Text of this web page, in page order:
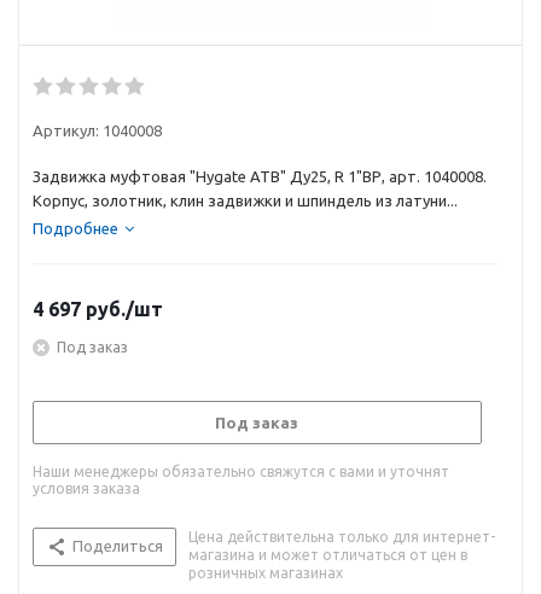
Артикул: 1040008
Задвижка муфтовая "Hygate ATB" Ду25, R 1"ВР, арт. 1040008.
Корпус, золотник, клин задвижки и шпиндель из латуни...
Подробнее
4 697 руб./шт
Под заказ
Под заказ
Наши менеджеры обязательно свяжутся с вами и уточнят
условия заказа
Поделиться
Цена действительна только для интернет-
магазина и может отличаться от цен в
розничных магазинах